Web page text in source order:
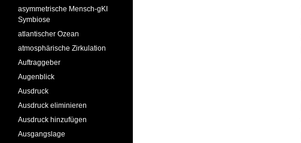
asymmetrische Mensch-gKI
Symbiose
atlantischer Ozean
atmosphärische Zirkulation
Auftraggeber
Augenblick
Ausdruck
Ausdruck eliminieren
Ausdruck hinzufügen
Ausgangslage